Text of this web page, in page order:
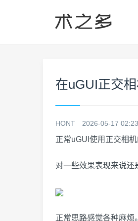
在uGUI正交
HONT 2026-05-17
正常uGUI使用正交相
对一些效果表现来说还
正常思路感觉各种麻烦。